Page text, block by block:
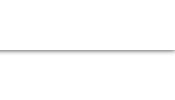
ดิสนี่ย์แลนด์ไม่ปิดไม่กลับ